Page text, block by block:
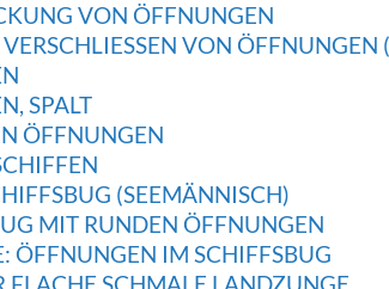
VON ÖFFNUNGEN
VON ÖFFNUNGEN
SPALT
ÖFFNUNGEN
(SEEMÄNNISCH)
MIT RUNDEN ÖFFNUNGEN
ÖFFNUNGEN IM SCHIFFSBUG